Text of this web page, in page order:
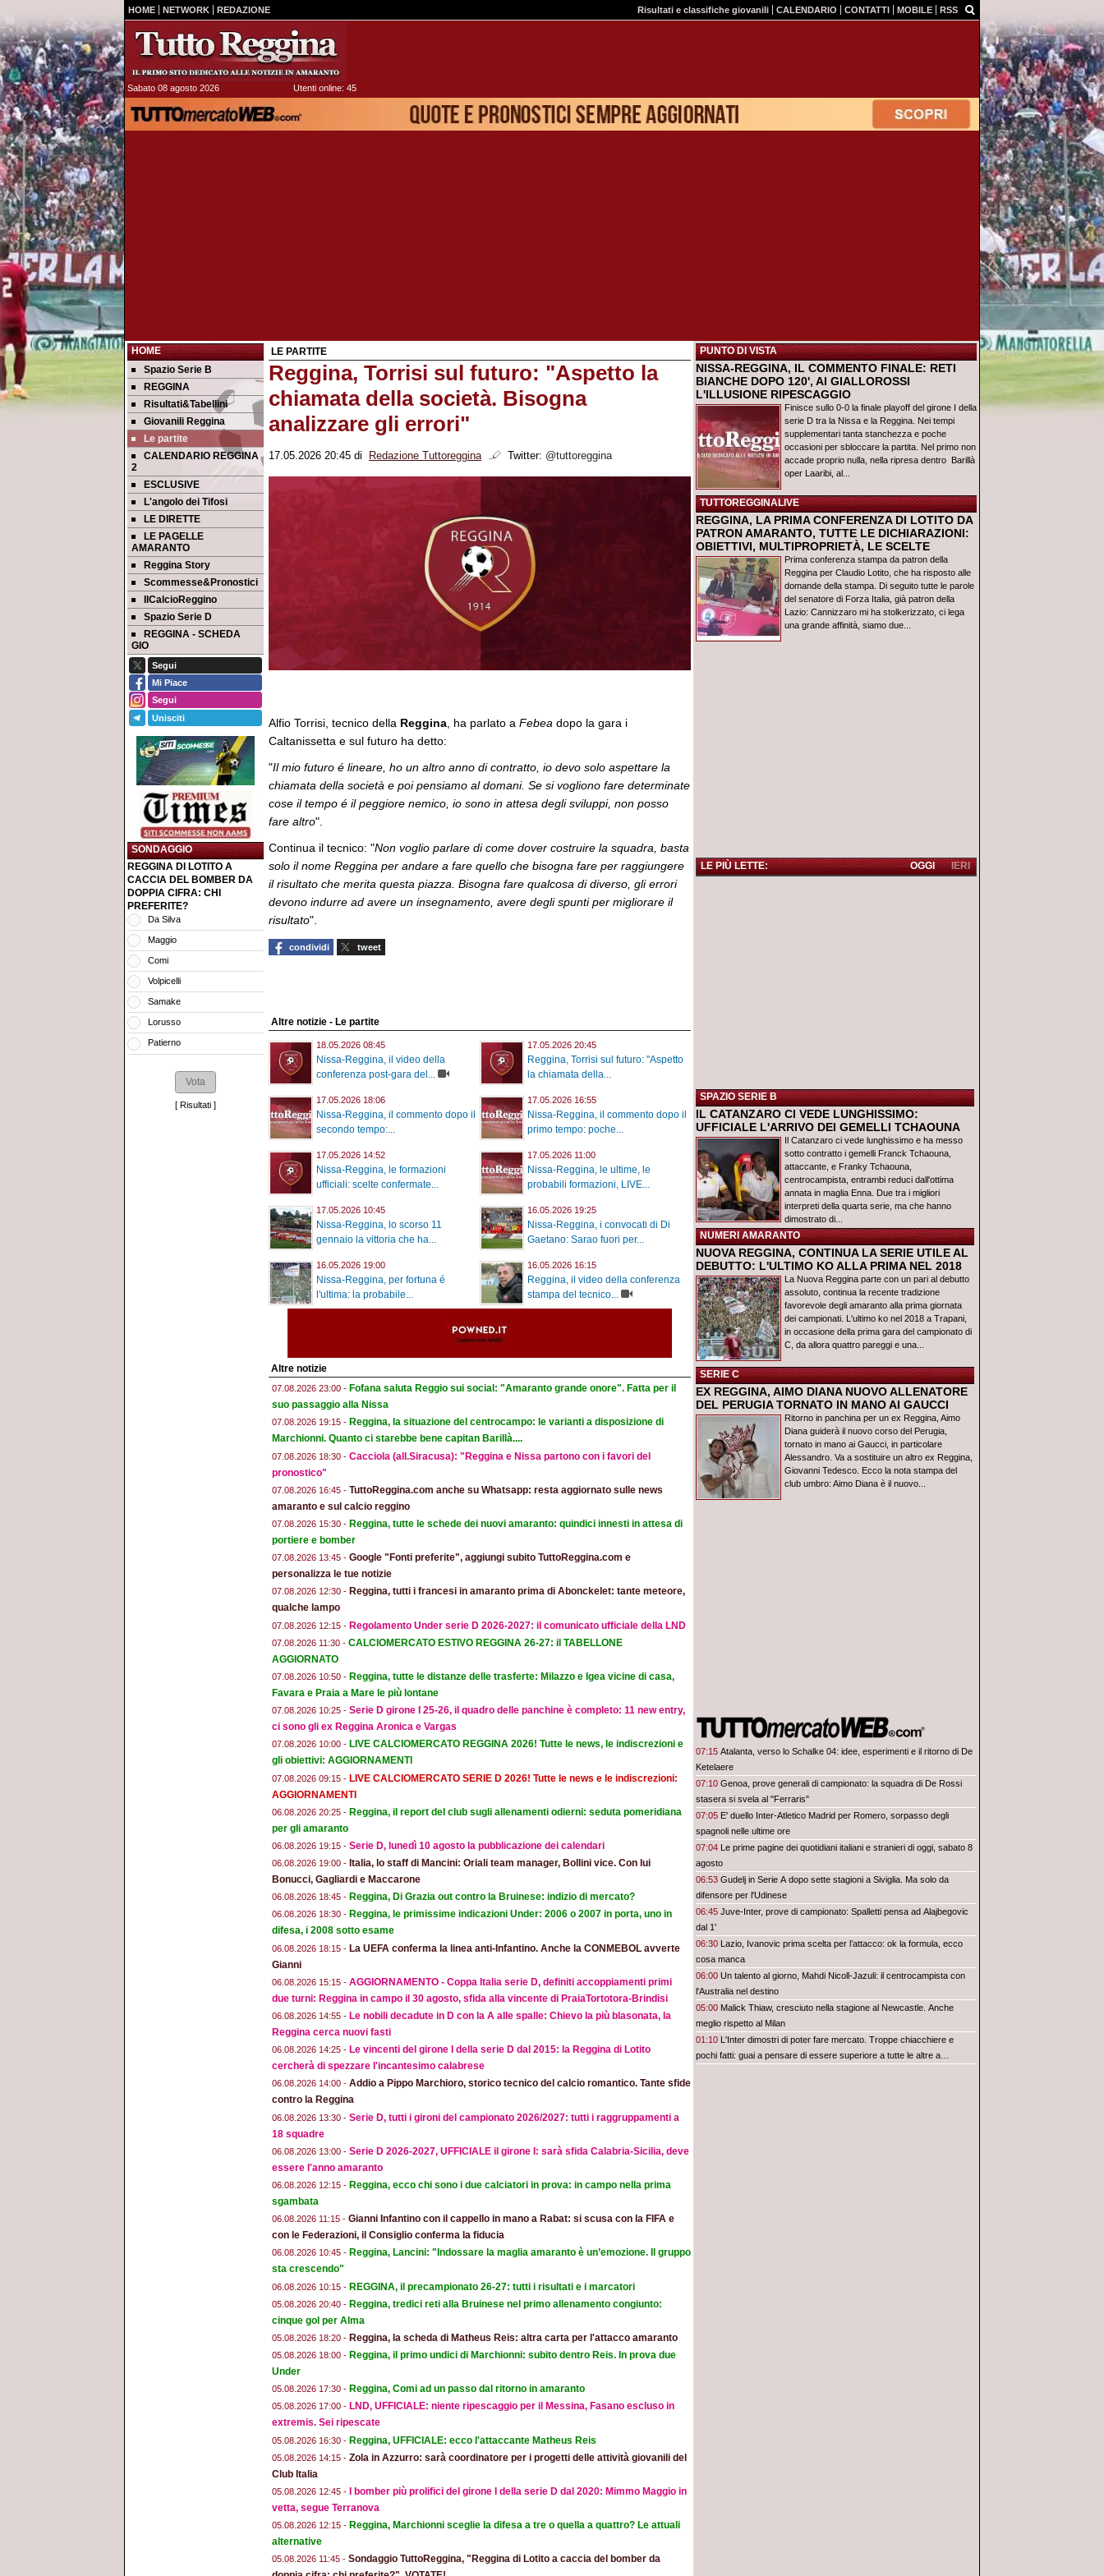
HOME NETWORK REDAZIONE Risultati e classifiche giovanili CALENDARIO CONTATTI MOBILE RSS
Sabato 08 agosto 2026 Utenti online: 45
HOME
Spazio Serie B
REGGINA
Risultati&Tabellini
Giovanili Reggina
Le partite
CALENDARIO REGGINA
2
ESCLUSIVE
L'angolo dei Tifosi
LE DIRETTE
LE PAGELLE
AMARANTO
Reggina Story
Scommesse&Pronostici
IlCalcioReggino
Spazio Serie D
REGGINA - SCHEDA
GIO
Segui
Mi Piace
Segui
Unisciti
SONDAGGIO
REGGINA DI LOTITO A
CACCIA DEL BOMBER DA
DOPPIA CIFRA: CHI
PREFERITE?
Da Silva
Maggio
Comi
Volpicelli
Samake
Lorusso
Patierno
[ Risultati ]
LE PARTITE
Reggina, Torrisi sul futuro: "Aspetto la
chiamata della società. Bisogna
analizzare gli errori"
17.05.2026 20:45 di Redazione Tuttoreggina Twitter: @tuttoreggina
Alfio Torrisi, tecnico della Reggina , ha parlato a Febea dopo la gara i
Caltanissetta e sul futuro ha detto:
"Il mio futuro é lineare, ho un altro anno di contratto, io devo solo aspettare la
chiamata della società e poi pensiamo al domani. Se si vogliono fare determinate
cose il tempo é il peggiore nemico, io sono in attesa degli sviluppi, non posso
fare altro".
Continua il tecnico: "Non voglio parlare di come dover costruire la squadra, basta
solo il nome Reggina per andare a fare quello che bisogna fare per raggiungere
il risultato che merita questa piazza. Bisogna fare qualcosa di diverso, gli errori
devono indurre ad avere un insegnamento, avere degli spunti per migliorare il
risultato".
condividi tweet
Altre notizie - Le partite
18.05.2026 08:45
Nissa-Reggina, il video della
conferenza post-gara del...
17.05.2026 20:45
Reggina, Torrisi sul futuro: "Aspetto
la chiamata della...
17.05.2026 18:06
Nissa-Reggina, il commento dopo il
secondo tempo:...
17.05.2026 16:55
Nissa-Reggina, il commento dopo il
primo tempo: poche...
17.05.2026 14:52
Nissa-Reggina, le formazioni
ufficiali: scelte confermate...
17.05.2026 11:00
Nissa-Reggina, le ultime, le
probabili formazioni, LIVE...
17.05.2026 10:45
Nissa-Reggina, lo scorso 11
gennaio la vittoria che ha...
16.05.2026 19:25
Nissa-Reggina, i convocati di Di
Gaetano: Sarao fuori per...
16.05.2026 19:00
Nissa-Reggina, per fortuna é
l'ultima: la probabile...
16.05.2026 16:15
Reggina, il video della conferenza
stampa del tecnico...
Altre notizie
07.08.2026 23:00 - Fofana saluta Reggio sui social: "Amaranto grande onore". Fatta per il
suo passaggio alla Nissa
07.08.2026 19:15 - Reggina, la situazione del centrocampo: le varianti a disposizione di
Marchionni. Quanto ci starebbe bene capitan Barillà....
07.08.2026 18:30 - Cacciola (all.Siracusa): "Reggina e Nissa partono con i favori del
pronostico"
07.08.2026 16:45 - TuttoReggina.com anche su Whatsapp: resta aggiornato sulle news
amaranto e sul calcio reggino
07.08.2026 15:30 - Reggina, tutte le schede dei nuovi amaranto: quindici innesti in attesa di
portiere e bomber
07.08.2026 13:45 - Google "Fonti preferite", aggiungi subito TuttoReggina.com e
personalizza le tue notizie
07.08.2026 12:30 - Reggina, tutti i francesi in amaranto prima di Abonckelet: tante meteore,
qualche lampo
07.08.2026 12:15 - Regolamento Under serie D 2026-2027: il comunicato ufficiale della LND
07.08.2026 11:30 - CALCIOMERCATO ESTIVO REGGINA 26-27: il TABELLONE
AGGIORNATO
07.08.2026 10:50 - Reggina, tutte le distanze delle trasferte: Milazzo e Igea vicine di casa,
Favara e Praia a Mare le più lontane
07.08.2026 10:25 - Serie D girone I 25-26, il quadro delle panchine è completo: 11 new entry,
ci sono gli ex Reggina Aronica e Vargas
07.08.2026 10:00 - LIVE CALCIOMERCATO REGGINA 2026! Tutte le news, le indiscrezioni e
gli obiettivi: AGGIORNAMENTI
07.08.2026 09:15 - LIVE CALCIOMERCATO SERIE D 2026! Tutte le news e le indiscrezioni:
AGGIORNAMENTI
06.08.2026 20:25 - Reggina, il report del club sugli allenamenti odierni: seduta pomeridiana
per gli amaranto
06.08.2026 19:15 - Serie D, lunedì 10 agosto la pubblicazione dei calendari
06.08.2026 19:00 - Italia, lo staff di Mancini: Oriali team manager, Bollini vice. Con lui
Bonucci, Gagliardi e Maccarone
06.08.2026 18:45 - Reggina, Di Grazia out contro la Bruinese: indizio di mercato?
06.08.2026 18:30 - Reggina, le primissime indicazioni Under: 2006 o 2007 in porta, uno in
difesa, i 2008 sotto esame
06.08.2026 18:15 - La UEFA conferma la linea anti-Infantino. Anche la CONMEBOL avverte
Gianni
06.08.2026 15:15 - AGGIORNAMENTO - Coppa Italia serie D, definiti accoppiamenti primi
due turni: Reggina in campo il 30 agosto, sfida alla vincente di PraiaTortotora-Brindisi
06.08.2026 14:55 - Le nobili decadute in D con la A alle spalle: Chievo la più blasonata, la
Reggina cerca nuovi fasti
06.08.2026 14:25 - Le vincenti del girone I della serie D dal 2015: la Reggina di Lotito
cercherà di spezzare l'incantesimo calabrese
06.08.2026 14:00 - Addio a Pippo Marchioro, storico tecnico del calcio romantico. Tante sfide
contro la Reggina
06.08.2026 13:30 - Serie D, tutti i gironi del campionato 2026/2027: tutti i raggruppamenti a
18 squadre
06.08.2026 13:00 - Serie D 2026-2027, UFFICIALE il girone I: sarà sfida Calabria-Sicilia, deve
essere l'anno amaranto
06.08.2026 12:15 - Reggina, ecco chi sono i due calciatori in prova: in campo nella prima
sgambata
06.08.2026 11:15 - Gianni Infantino con il cappello in mano a Rabat: si scusa con la FIFA e
con le Federazioni, il Consiglio conferma la fiducia
06.08.2026 10:45 - Reggina, Lancini: "Indossare la maglia amaranto è un’emozione. Il gruppo
sta crescendo"
06.08.2026 10:15 - REGGINA, il precampionato 26-27: tutti i risultati e i marcatori
05.08.2026 20:40 - Reggina, tredici reti alla Bruinese nel primo allenamento congiunto:
cinque gol per Alma
05.08.2026 18:20 - Reggina, la scheda di Matheus Reis: altra carta per l'attacco amaranto
05.08.2026 18:00 - Reggina, il primo undici di Marchionni: subito dentro Reis. In prova due
Under
05.08.2026 17:30 - Reggina, Comi ad un passo dal ritorno in amaranto
05.08.2026 17:00 - LND, UFFICIALE: niente ripescaggio per il Messina, Fasano escluso in
extremis. Sei ripescate
05.08.2026 16:30 - Reggina, UFFICIALE: ecco l'attaccante Matheus Reis
05.08.2026 14:15 - Zola in Azzurro: sarà coordinatore per i progetti delle attività giovanili del
Club Italia
05.08.2026 12:45 -
I bomber più prolifici del girone I della serie D dal 2020: Mimmo Maggio in
vetta, segue Terranova
05.08.2026 12:15 - Reggina, Marchionni sceglie la difesa a tre o quella a quattro? Le attuali
alternative
05.08.2026 11:45 - Sondaggio TuttoReggina, "Reggina di Lotito a caccia del bomber da
PUNTO DI VISTA
NISSA-REGGINA, IL COMMENTO FINALE: RETI
BIANCHE DOPO 120', AI GIALLOROSSI
L'ILLUSIONE RIPESCAGGIO
Finisce sullo 0-0 la finale playoff del girone I della
serie D tra la Nissa e la Reggina. Nei tempi
supplementari tanta stanchezza e poche
occasioni per sbloccare la partita. Nel primo non
accade proprio nulla, nella ripresa dentro Barillà
oper Laaribi, al...
TUTTOREGGINALIVE
REGGINA, LA PRIMA CONFERENZA DI LOTITO DA
PATRON AMARANTO, TUTTE LE DICHIARAZIONI:
OBIETTIVI, MULTIPROPRIETÀ, LE SCELTE
Prima conferenza stampa da patron della
Reggina per Claudio Lotito, che ha risposto alle
domande della stampa. Di seguito tutte le parole
del senatore di Forza Italia, già patron della
Lazio: Cannizzaro mi ha stolkerizzato, ci lega
una grande affinità, siamo due...
LE PIÙ LETTE: IERI
OGGI
SPAZIO SERIE B
IL CATANZARO CI VEDE LUNGHISSIMO:
UFFICIALE L'ARRIVO DEI GEMELLI TCHAOUNA
Il Catanzaro ci vede lunghissimo e ha messo
sotto contratto i gemelli Franck Tchaouna,
attaccante, e Franky Tchaouna,
centrocampista, entrambi reduci dall'ottima
annata in maglia Enna. Due tra i migliori
interpreti della quarta serie, ma che hanno
dimostrato di...
NUMERI AMARANTO
NUOVA REGGINA, CONTINUA LA SERIE UTILE AL
DEBUTTO: L'ULTIMO KO ALLA PRIMA NEL 2018
La Nuova Reggina parte con un pari al debutto
assoluto, continua la recente tradizione
favorevole degli amaranto alla prima giornata
dei campionati. L'ultimo ko nel 2018 a Trapani,
in occasione della prima gara del campionato di
C, da allora quattro pareggi e una...
SERIE C
EX REGGINA, AIMO DIANA NUOVO ALLENATORE
DEL PERUGIA TORNATO IN MANO AI GAUCCI
Ritorno in panchina per un ex Reggina, Aimo
Diana guiderà il nuovo corso del Perugia,
tornato in mano ai Gaucci, in particolare
Alessandro. Va a sostituire un altro ex Reggina,
Giovanni Tedesco. Ecco la nota stampa del
club umbro: Aimo Diana è il nuovo...
07:15 Atalanta, verso lo Schalke 04: idee, esperimenti e il ritorno di De
Ketelaere
07:10 Genoa, prove generali di campionato: la squadra di De Rossi
stasera si svela al "Ferraris"
07:05 E' duello Inter-Atletico Madrid per Romero, sorpasso degli
spagnoli nelle ultime ore
07:04 Le prime pagine dei quotidiani italiani e stranieri di oggi, sabato 8
agosto
06:53 Gudelj in Serie A dopo sette stagioni a Siviglia. Ma solo da
difensore per l'Udinese
06:45 Juve-Inter, prove di campionato: Spalletti pensa ad Alajbegovic
dal 1'
06:30 Lazio, Ivanovic prima scelta per l’attacco: ok la formula, ecco
cosa manca
06:00 Un talento al giorno, Mahdi Nicoll-Jazuli: il centrocampista con
l'Australia nel destino
05:00 Malick Thiaw, cresciuto nella stagione al Newcastle. Anche
meglio rispetto al Milan
01:10 L'Inter dimostri di poter fare mercato. Troppe chiacchiere e
pochi fatti: guai a pensare di essere superiore a tutte le altre a